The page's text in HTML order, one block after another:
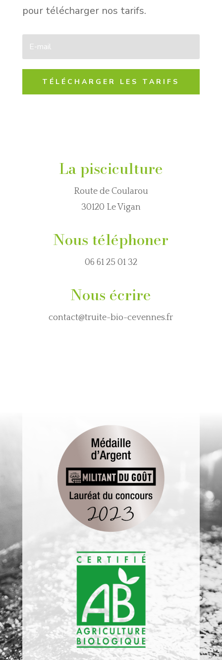
pour télécharger nos tarifs.
TÉLÉCHARGER LES TARIFS
La pisciculture
Route de Coularou
30120 Le Vigan
Nous téléphoner
06 61 25 01 32
Nous écrire
contact@truite-bio-cevennes.fr